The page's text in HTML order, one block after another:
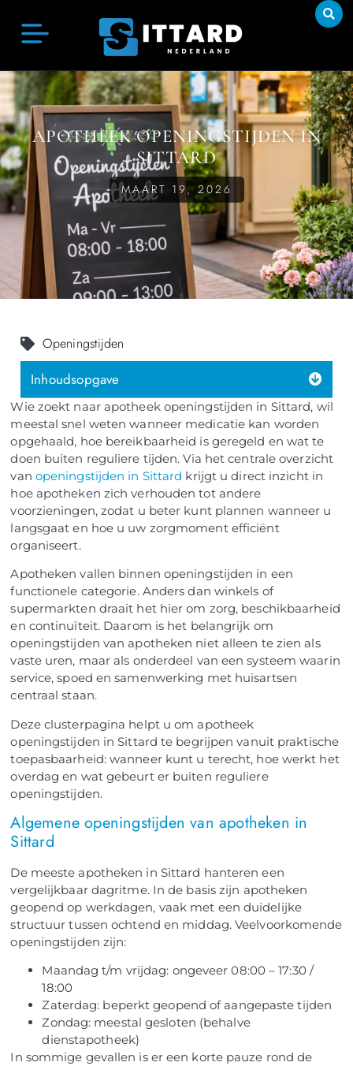
APOTHEEK OPENINGSTIJDEN IN
SITTARD
MAART 19, 2026
Wie zoekt naar apotheek openingstijden in Sittard, wil
meestal snel weten wanneer medicatie kan worden
opgehaald, hoe bereikbaarheid is geregeld en wat te
doen buiten reguliere tijden. Via het centrale overzicht
van openingstijden in Sittard krijgt u direct inzicht in
hoe apotheken zich verhouden tot andere
voorzieningen, zodat u beter kunt plannen wanneer u
langsgaat en hoe u uw zorgmoment efficiënt
organiseert.
Apotheken vallen binnen openingstijden in een
functionele categorie. Anders dan winkels of
supermarkten draait het hier om zorg, beschikbaarheid
en continuïteit. Daarom is het belangrijk om
openingstijden van apotheken niet alleen te zien als
vaste uren, maar als onderdeel van een systeem waarin
service, spoed en samenwerking met huisartsen
centraal staan.
Deze clusterpagina helpt u om apotheek
openingstijden in Sittard te begrijpen vanuit praktische
toepasbaarheid: wanneer kunt u terecht, hoe werkt het
overdag en wat gebeurt er buiten reguliere
openingstijden.
Algemene openingstijden van apotheken in
Sittard
De meeste apotheken in Sittard hanteren een
vergelijkbaar dagritme. In de basis zijn apotheken
geopend op werkdagen, vaak met een duidelijke
structuur tussen ochtend en middag. Veelvoorkomende
openingstijden zijn:
Maandag t/m vrijdag: ongeveer 08:00 – 17:30 /
18:00
Zaterdag: beperkt geopend of aangepaste tijden
Zondag: meestal gesloten (behalve
dienstapotheek)
In sommige gevallen is er een korte pauze rond de
Openingstijden
Inhoudsopgave